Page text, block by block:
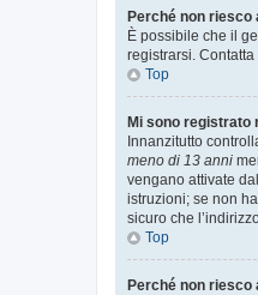
Perché non
È possibile che il
registrarsi.
Top
Mi sono registrato
Innanzitutto
meno di 13 anni
vengano attivate
istruzioni; se non
sicuro che
Top
Perché non riesco